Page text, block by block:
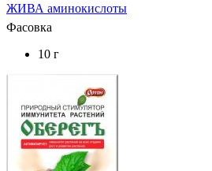
ЖИВА аминокислоты
Фасовка
10 г